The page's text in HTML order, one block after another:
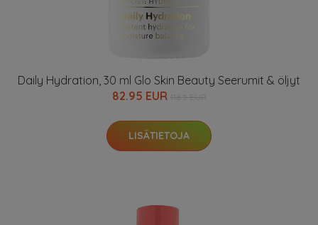
Daily Hydration, 30 ml Glo Skin Beauty Seerumit & öljyt
82.95 EUR
LISÄTIETOJA